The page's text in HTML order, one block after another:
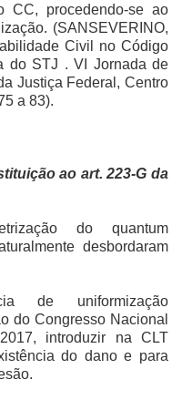
CC, procedendo-se ao
(SANSEVERINO,
Civil no Código
do STJ . VI Jornada de
Justiça Federal, Centro
a 83).
ao art. 223-G da
do quantum
desbordaram
de uniformização
do Congresso Nacional
introduzir na CLT
do dano e para